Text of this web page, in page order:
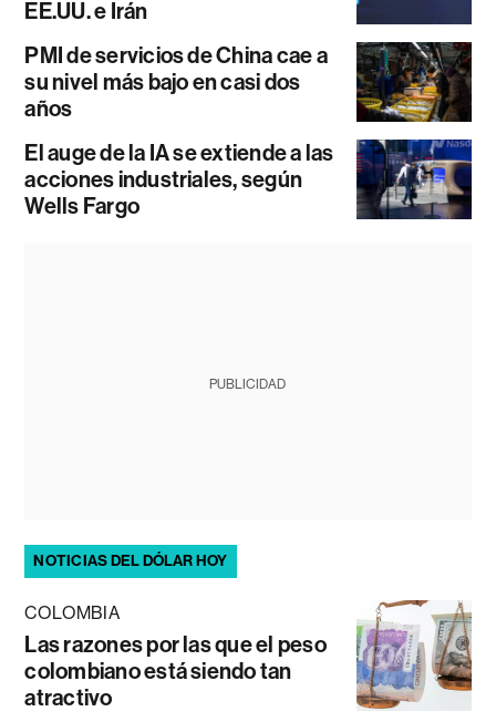
EE.UU. e Irán
PMI de servicios de China cae a
su nivel más bajo en casi dos
años
El auge de la IA se extiende a las
acciones industriales, según
Wells Fargo
PUBLICIDAD
NOTICIAS DEL DÓLAR HOY
COLOMBIA
Las razones por las que el peso
colombiano está siendo tan
atractivo